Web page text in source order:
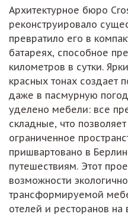
Архитектурное бюро
реконструировало
превратило его в
батареях, способное
километров в сутки.
красных тонах создает
даже в пасмурную
уделено мебели: все
складные, что
ограниченное
пришвартовано в
путешествиям. Этот
возможности
трансформируемой
отелей и ресторанов